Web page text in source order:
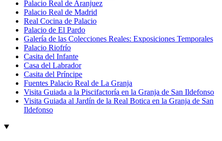
Palacio Real de Aranjuez
Palacio Real de Madrid
Real Cocina de Palacio
Palacio de El Pardo
Galería de las Colecciones Reales: Exposiciones Temporales
Palacio Riofrío
Casita del Infante
Casa del Labrador
Casita del Príncipe
Fuentes Palacio Real de La Granja
Visita Guiada a la Piscifactoría en la Granja de San Ildefonso
Visita Guiada al Jardín de la Real Botica en la Granja de San
Ildefonso